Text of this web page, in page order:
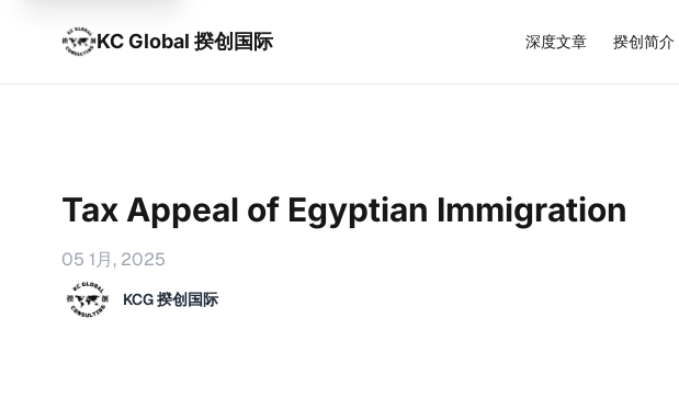
KC Global 揆创国际 深度文章 揆创简介
Tax Appeal of Egyptian Immigration
05 1月, 2025
KCG 揆创国际